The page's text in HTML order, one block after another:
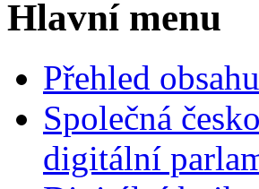
Hlavní menu
Přehled obsahu
Společná
digitální